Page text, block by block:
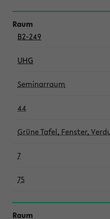
B2-249
UHG
Seminarraum
44
Grüne Tafel, Fenster,
7
75